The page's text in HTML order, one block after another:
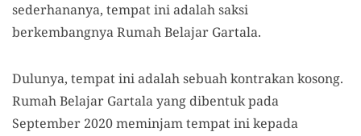
sederhananya, tempat ini adalah saksi
berkembangnya Rumah Belajar Gartala.
Dulunya, tempat ini adalah sebuah kontrakan kosong.
Rumah Belajar Gartala yang dibentuk pada
September 2020 meminjam tempat ini kepada